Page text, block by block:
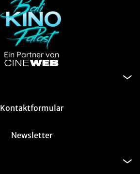
Ein Partner von
Kontaktformular
Newsletter